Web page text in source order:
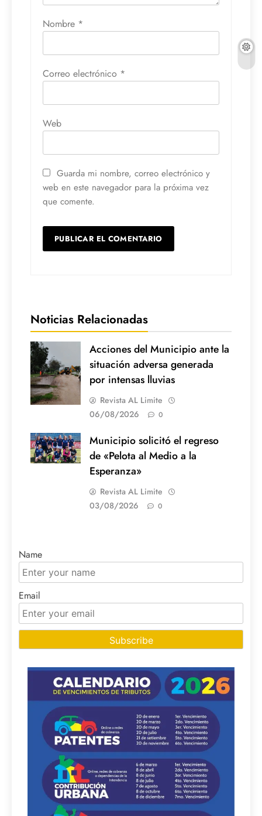
Nombre *
Correo electrónico *
Web
Guarda mi nombre, correo electrónico y
web en este navegador para la próxima vez
que comente.
Noticias Relacionadas
Acciones del Municipio ante la
situación adversa generada
por intensas lluvias
Revista AL Limite
06/08/2026
0
Municipio solicitó el regreso
de «Pelota al Medio a la
Esperanza»
Revista AL Limite
03/08/2026
0
Name
Email